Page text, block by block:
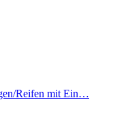
Reifen mit Ein…